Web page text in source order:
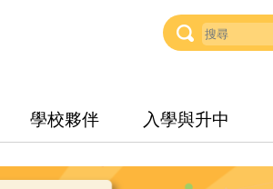
學校夥伴 入學與升中